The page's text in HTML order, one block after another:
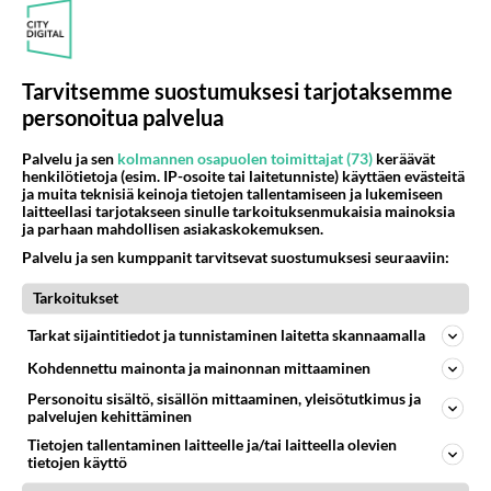
🍑 K­­­u­u­m­a­­­t­ ­­t­­y­t­­ö­t­­ ­o­­d­­­o­t­­t­­a­v­­­a­t­­­ ­s­­­i­­n­­­u­­­a­­ ->
kissgirl?18288868
🔞❤️❤️❤️❤️❤️🔞💋💋💋💋💋🔞
Äänestä Kommentoi
Kommentoi aloitusta...
Ketjusta on poistettu 4 sääntöjenvastaista viestiä.
Takaisin ylös
LUETUIMMAT KESKUSTELUT
PÄIVÄ VIIKKO
Tarvitsemme suostumuksesi tarjotaksemme
personoitua palvelua
Palvelu ja sen kolmannen osapuolen toimittajat (73) keräävät
henkilötietoja (esim. IP-osoite tai laitetunniste) käyttäen evästeitä
ja muita teknisiä keinoja tietojen tallentamiseen ja lukemiseen
laitteellasi tarjotakseen sinulle tarkoituksenmukaisia mainoksia
ja parhaan mahdollisen asiakaskokemuksen.
Palvelu ja sen kumppanit tarvitsevat suostumuksesi seuraaviin:
Tarkoitukset
Tarkat sijaintitiedot ja tunnistaminen laitetta skannaamalla
Kohdennettu mainonta ja mainonnan mittaaminen
Personoitu sisältö, sisällön mittaaminen, yleisötutkimus ja
palvelujen kehittäminen
Tietojen tallentaminen laitteelle ja/tai laitteella olevien
tietojen käyttö